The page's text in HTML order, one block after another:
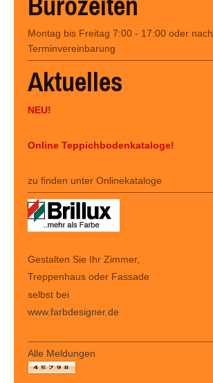
Montag bis Freitag 7:00 - 17:00 oder nach
Terminvereinbarung
Aktuelles
NEU!
Online Teppichbodenkataloge!
zu finden unter Onlinekataloge
Gestalten Sie Ihr Zimmer,
Treppenhaus oder Fassade
selbst bei
www.farbdesigner.de
Alle Meldungen